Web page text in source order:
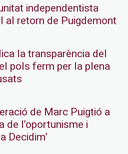
independentista
al retorn de Puigdemont
la transparència del
pols ferm per la plena
de Marc Puigtió a
de l’oportunisme i
Decidim’